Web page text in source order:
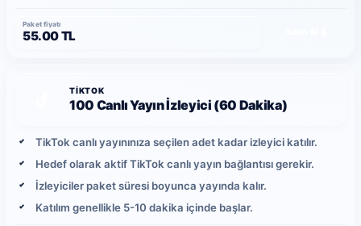
Paket fiyatı
55.00 TL
TIKTOK
100 Canlı Yayın İzleyici (60 Dakika)
TikTok canlı yayınınıza seçilen adet kadar izleyici katılır.
Hedef olarak aktif TikTok canlı yayın bağlantısı gerekir.
İzleyiciler paket süresi boyunca yayında kalır.
Katılım genellikle 5-10 dakika içinde başlar.